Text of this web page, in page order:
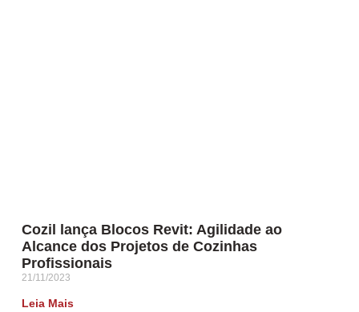
Cozil lança Blocos Revit: Agilidade ao
Alcance dos Projetos de Cozinhas
Profissionais
21/11/2023
Leia Mais